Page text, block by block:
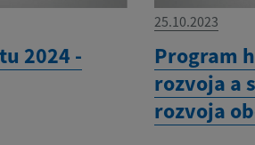
2024 -
25.10.2023
Program
rozvoja a
rozvoja